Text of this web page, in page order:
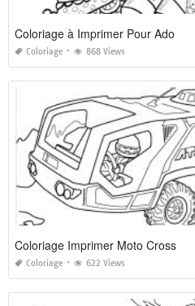
Coloriage à Imprimer Pour Ado
Coloriage 868 Views
Coloriage Imprimer Moto Cross
Coloriage 622 Views